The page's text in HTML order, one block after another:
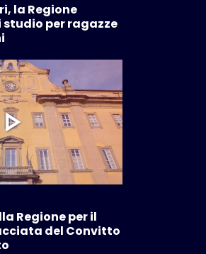
la Regione
per ragazze
Regione per il
del Convitto